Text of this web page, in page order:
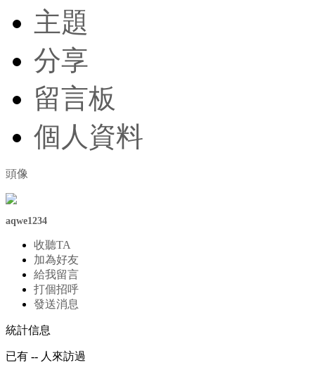
主題
分享
留言板
個人資料
頭像
aqwe1234
收聽TA
加為好友
給我留言
打個招呼
發送消息
統計信息
已有 -- 人來訪過